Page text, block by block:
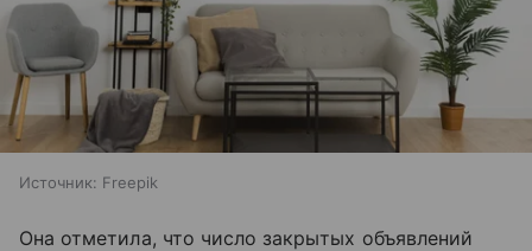
Источник: Freepik
Она отметила, что число закрытых объявлений